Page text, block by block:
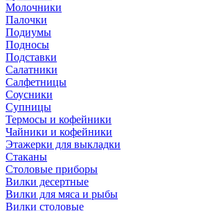
Молочники
Палочки
Подиумы
Подносы
Подставки
Салатники
Салфетницы
Соусники
Супницы
Термосы и кофейники
Чайники и кофейники
Этажерки для выкладки
Стаканы
Столовые приборы
Вилки десертные
Вилки для мяса и рыбы
Вилки столовые